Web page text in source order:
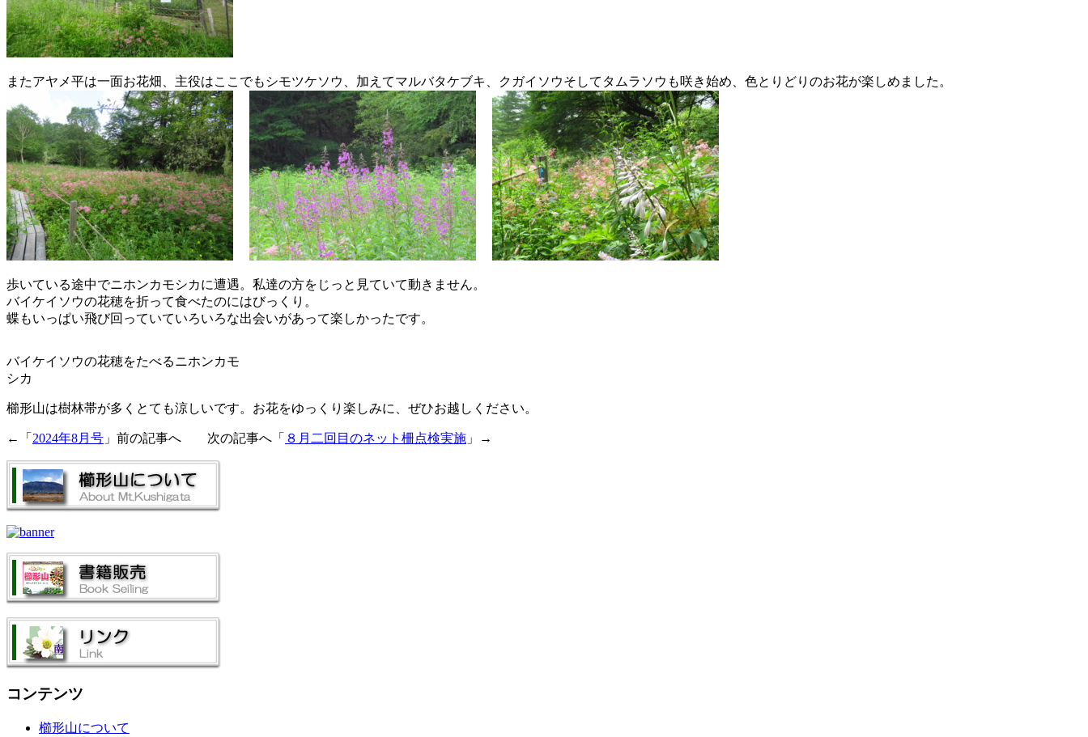
またアヤメ平は一面お花畑、主役はここでもシモツケソウ、加えてマルバタケブキ、クガイソウそしてタムラソウも咲き始め、色とりどりのお花が楽しめました。
歩いている途中でニホンカモシカに遭遇。私達の方をじっと見ていて動きません。
バイケイソウの花穂を折って食べたのにはびっくり。
蝶もいっぱい飛び回っていていろいろな出会いがあって楽しかったです。
バイケイソウの花穂をたべるニホンカモ
シカ
櫛形山は樹林帯が多くとても涼しいです。お花をゆっくり楽しみに、ぜひお越しください。
←「 2024年8月号 」前の記事へ 次の記事へ「 ８月二回目のネット柵点検実施 」→
コンテンツ
櫛形山について